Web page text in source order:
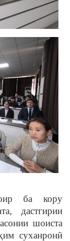
ба кору
дастгирии
шоиста
суханронӣ